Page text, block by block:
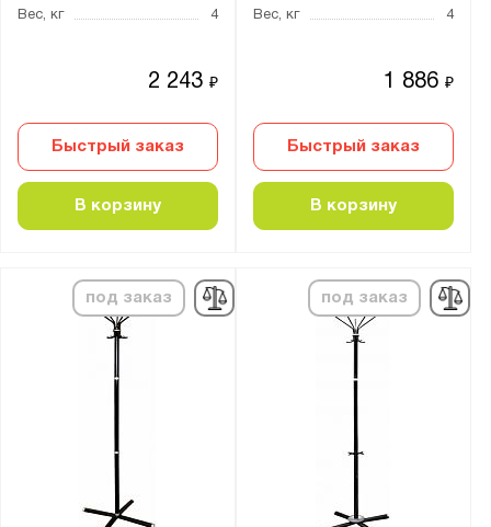
Вес, кг
4
2 243₽
Быстрый заказ
В корзину
Вес, кг
4
1 886₽
Быстрый заказ
В корзину
под заказ под заказ